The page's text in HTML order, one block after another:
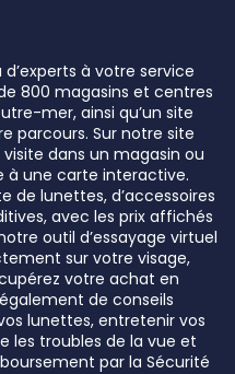
à votre service
800 magasins et centres
mer, ainsi qu’un site
parcours. Sur notre site
dans un magasin ou
à une carte interactive.
de lunettes, d’accessoires
avec les prix affichés
outil d’essayage virtuel
sur votre visage,
votre achat en
de conseils
lunettes, entretenir vos
les troubles de la vue et
par la Sécurité